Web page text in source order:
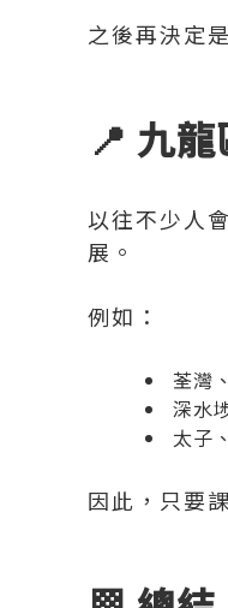
之後再決定
📍 九
以往不少人
展。
例如：
荃灣
深水
太子
因此，只要